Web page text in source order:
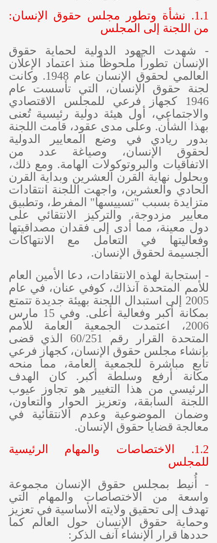
1.1. نشأة وتطور مجلس حقوق الإنسان:
من اللجنة إلى المجلس
- شهدت الجهود الدولية لحماية حقوق
الإنسان تطوراً ملحوظاً منذ اعتماد الإعلان
العالمي لحقوق الإنسان عام 1948. وكانت
لجنة حقوق الإنسان، التي تأسست عام
1946 كجهاز فرعي للمجلس الاقتصادي
والاجتماعي، أول هيئة دولية رئيسية تُعنى
بهذا الشأن. وعلى مدى عقود، قامت اللجنة
بدور ريادي في وضع المعايير الدولية
لحقوق الإنسان، وصياغة عدد من
الاتفاقيات والبروتوكولات الهامة. ومع ذلك،
وبحلول نهاية القرن العشرين وبداية القرن
الحادي والعشرين، واجهت اللجنة انتقادات
متزايدة بسبب "تسييسها" المفرط، وتطبيق
معايير مزدوجة، والتركيز الانتقائي على
دول معينة، مما أدى إلى فقدان مصداقيتها
وفعاليتها في التعامل مع الانتهاكات
الجسيمة لحقوق الإنسان.
- استجابة لهذه الانتقادات، دعا الأمين العام
للأمم المتحدة آنذاك، كوفي عنان، في عام
2005 إلى استبدال اللجنة بهيئة جديدة تتمتع
بمكانة أكبر وفعالية أعلى. وفي 15 مارس
2006، اعتمدت الجمعية العامة للأمم
المتحدة القرار رقم 60/251 الذي قضى
بإنشاء مجلس حقوق الإنسان، كجهاز فرعي
تابع مباشرة للجمعية العامة، مما منحه
مكانة أرفع وسلطة أكبر. كان الهدف
الرئيسي من هذا التغيير هو تجاوز عيوب
اللجنة السابقة، وتعزيز الحوار والتعاون،
وضمان الموضوعية وعدم الانتقائية في
معالجة قضايا حقوق الإنسان.
1.2. الاختصاصات والمهام الرئيسية
للمجلس
- أُنيط بمجلس حقوق الإنسان مجموعة
واسعة من الاختصاصات والمهام التي
تهدف إلى تحقيق ولايته الأساسية في تعزيز
وحماية حقوق الإنسان حول العالم كما
حددها قرار الإنشاء آنف الذكر: